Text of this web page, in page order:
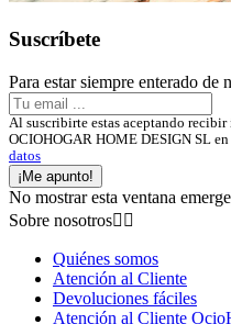
Suscríbete
Para estar siempre enterado de
Al suscribirte estas aceptando
OCIOHOGAR HOME DESIGN SL en
datos
¡Me apunto!
No mostrar esta ventana
Sobre nosotros 
Quiénes somos
Atención al Cliente
Devoluciones fáciles
Atención al Cliente